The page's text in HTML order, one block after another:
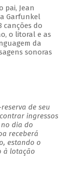
pai, Jean
Garfunkel
canções do
o litoral e as
da
sonoras
de seu
ingressos
no dia do
receberá
estando o
à lotação